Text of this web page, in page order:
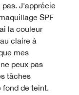
pas. J'apprécie
SPF
la couleur
claire à
mes
peux pas
tâches
de teint.